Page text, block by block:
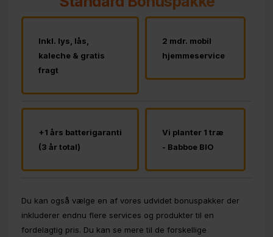
Inkl. lys, lås,
kaleche & gratis
fragt
2 mdr. mobil
hjemmeservice
+1 års batterigaranti
(3 år total)
Vi planter 1 træ
- Babboe BIO
Du kan også vælge en af vores udvidet bonuspakker der
inkluderer endnu flere services og produkter til en
fordelagtig pris. Du kan se mere til de forskellige